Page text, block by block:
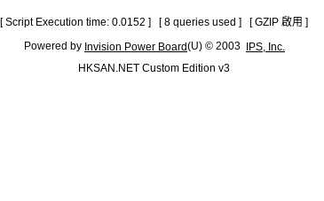
[ Script Execution time: 0.0152 ] [ 8 queries used ] [ GZIP 啟用 ]
Powered by Invision Power Board(U) © 2003
IPS, Inc.
HKSAN.NET Custom Edition v3